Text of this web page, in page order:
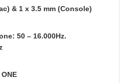
& 1 x 3.5 mm (Console)
50 – 16.000Hz.